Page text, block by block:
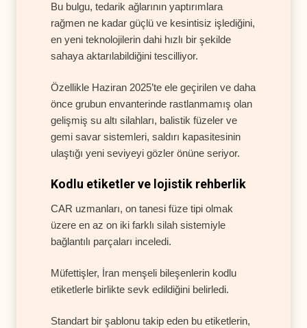
Bu bulgu, tedarik ağlarının yaptırımlara
rağmen ne kadar güçlü ve kesintisiz işlediğini,
en yeni teknolojilerin dahi hızlı bir şekilde
sahaya aktarılabildiğini tescilliyor.
Özellikle Haziran 2025’te ele geçirilen ve daha
önce grubun envanterinde rastlanmamış olan
gelişmiş su altı silahları, balistik füzeler ve
gemi savar sistemleri, saldırı kapasitesinin
ulaştığı yeni seviyeyi gözler önüne seriyor.
Kodlu etiketler ve lojistik rehberlik
CAR uzmanları, on tanesi füze tipi olmak
üzere en az on iki farklı silah sistemiyle
bağlantılı parçaları inceledi.
Müfettişler, İran menşeli bileşenlerin kodlu
etiketlerle birlikte sevk edildiğini belirledi.
Standart bir şablonu takip eden bu etiketlerin,